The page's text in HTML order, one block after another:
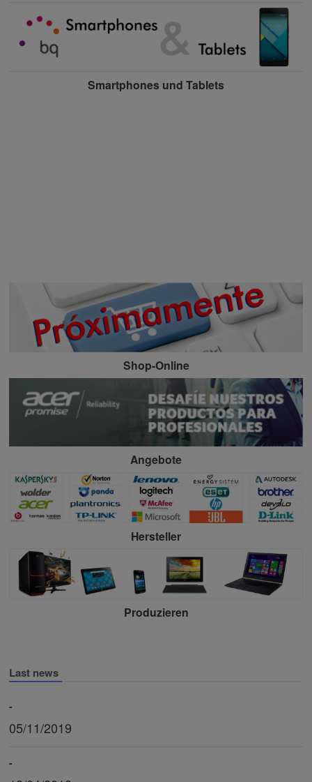
Smartphones und Tablets
Shop-Online
Angebote
Hersteller
Produzieren
Last news
-
05/11/2019
-